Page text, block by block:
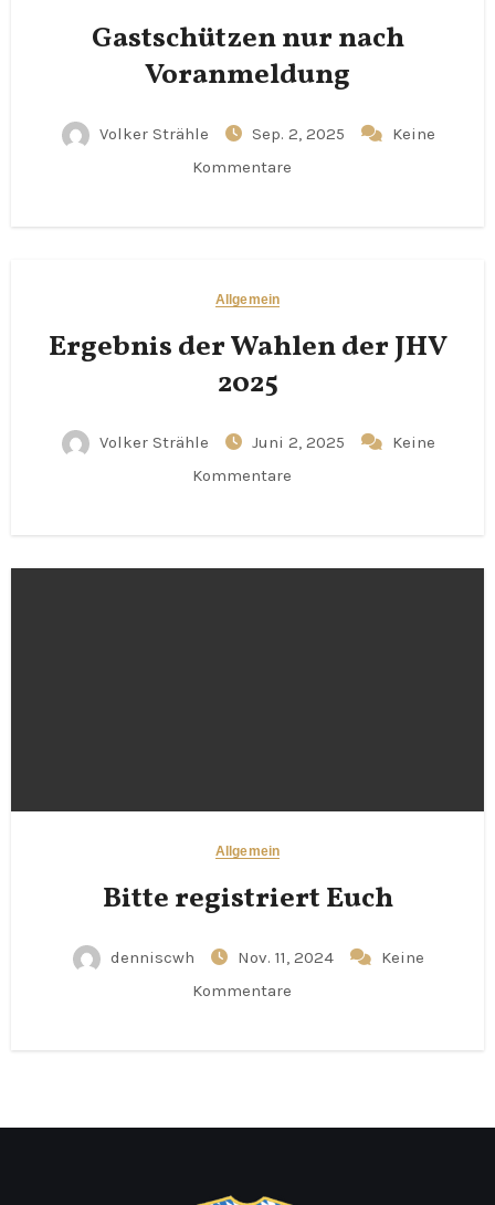
Gastschützen nur nach
Voranmeldung
Volker Strähle Sep. 2, 2025
Keine
Kommentare
Allgemein
Ergebnis der Wahlen der JHV
2025
Volker Strähle Juni 2, 2025
Keine
Kommentare
Allgemein
Bitte registriert Euch
denniscwh Nov. 11, 2024
Keine
Kommentare